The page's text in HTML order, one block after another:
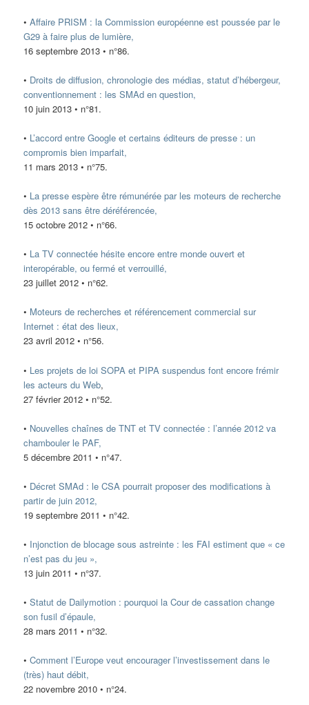
•Affaire PRISM : la Commission européenne est poussée par le
G29 à faire plus de lumière,
16 septembre 2013 • n°86.
• Droits de diffusion, chronologie des médias, statut d’hébergeur,
conventionnement : les SMAd en question,
10 juin 2013 • n°81.
• L’accord entre Google et certains éditeurs de presse : un
compromis bien imparfait,
11 mars 2013 • n°75.
• La presse espère être rémunérée par les moteurs de recherche
dès 2013 sans être déréférencée,
15 octobre 2012 • n°66.
• La TV connectée hésite encore entre monde ouvert et
interopérable, ou fermé et verrouillé,
23 juillet 2012 • n°62.
• Moteurs de recherches et référencement commercial sur
Internet : état des lieux,
23 avril 2012 • n°56.
• Les projets de loi SOPA et PIPA suspendus font encore frémir
les acteurs du Web,
27 février 2012 • n°52.
• Nouvelles chaînes de TNT et TV connectée : l’année 2012 va
chambouler le PAF,
5 décembre 2011 • n°47.
• Décret SMAd : le CSA pourrait proposer des modifications à
partir de juin 2012,
19 septembre 2011 • n°42.
• Injonction de blocage sous astreinte : les FAI estiment que « ce
n’est pas du jeu »,
13 juin 2011 • n°37.
•Statut de Dailymotion : pourquoi la Cour de cassation change
son fusil d’épaule,
28 mars 2011 • n°32.
•Comment l’Europe veut encourager l’investissement dans le
(très) haut débit,
22 novembre 2010 • n°24.